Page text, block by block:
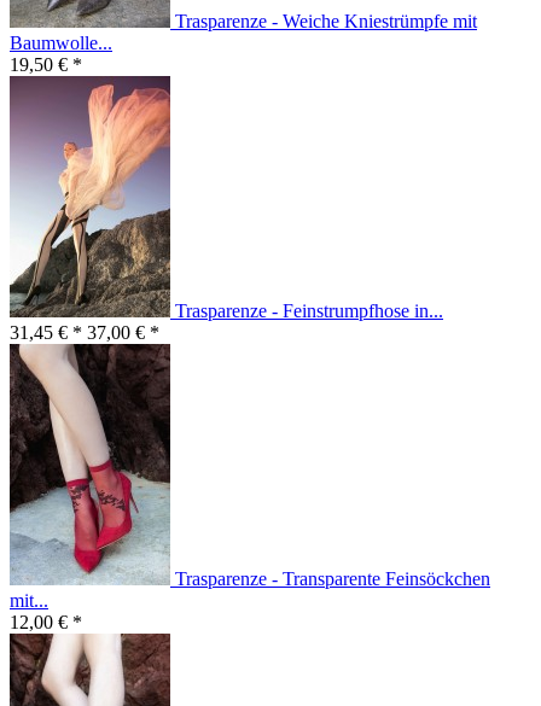
Trasparenze - Weiche Kniestrümpfe mit
Baumwolle...
19,50 € *
Trasparenze - Feinstrumpfhose in...
31,45 € * 37,00 € *
Trasparenze - Transparente Feinsöckchen
mit...
12,00 € *